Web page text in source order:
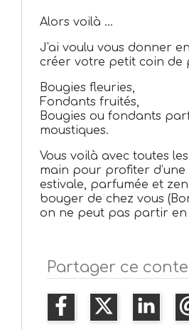
Alors voilà ...
J'ai voulu vous donner
créer votre petit coin de
Bougies fleuries,
Fondants fruités,
Bougies ou fondants
moustiques.
Vous voilà avec toutes
main pour profiter
estivale, parfumée et
bouger de chez vous
on ne peut pas partir en
Partager ce